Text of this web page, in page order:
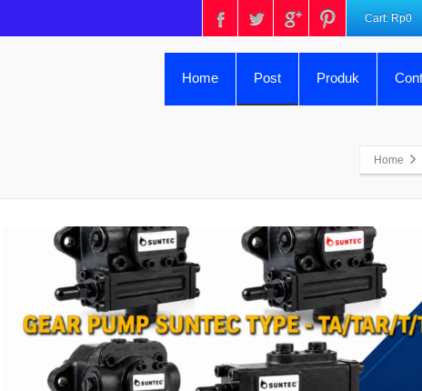
Cart: Rp0
Home Post Produk
Home